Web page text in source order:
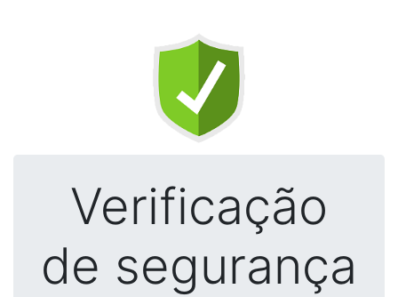
Verificação
de segurança